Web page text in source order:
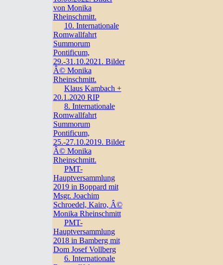
von Monika
Rheinschmitt.
10. Internationale
Romwallfahrt
Summorum
Pontificum,
29.-31.10.2021. Bilder
Â© Monika
Rheinschmitt.
Klaus Kambach +
20.1.2020 RIP
8. Internationale
Romwallfahrt
Summorum
Pontificum,
25.-27.10.2019. Bilder
Â© Monika
Rheinschmitt.
PMT-
Hauptversammlung
2019 in Boppard mit
Msgr. Joachim
Schroedel, Kairo, Â©
Monika Rheinschmitt
PMT-
Hauptversammlung
2018 in Bamberg mit
Dom Josef Vollberg
6. Internationale